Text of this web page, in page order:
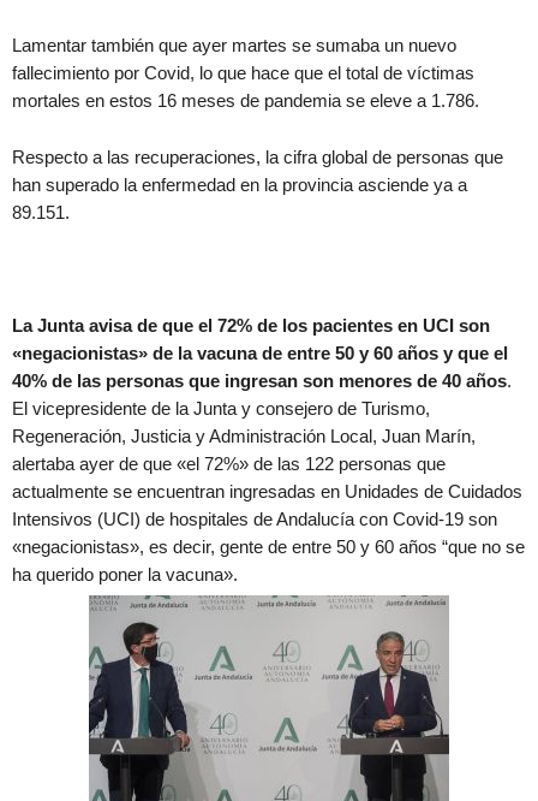
Lamentar también que ayer martes se sumaba un nuevo
fallecimiento por Covid, lo que hace que el total de víctimas
mortales en estos 16 meses de pandemia se eleve a 1.786.
Respecto a las recuperaciones, la cifra global de personas que
han superado la enfermedad en la provincia asciende ya a
89.151.
La Junta avisa de que el 72% de los pacientes en UCI son
«negacionistas» de la vacuna de entre 50 y 60 años y que el
40% de las personas que ingresan son menores de 40 años.
El vicepresidente de la Junta y consejero de Turismo,
Regeneración, Justicia y Administración Local, Juan Marín,
alertaba ayer de que «el 72%» de las 122 personas que
actualmente se encuentran ingresadas en Unidades de Cuidados
Intensivos (UCI) de hospitales de Andalucía con Covid-19 son
«negacionistas», es decir, gente de entre 50 y 60 años “que no se
ha querido poner la vacuna».